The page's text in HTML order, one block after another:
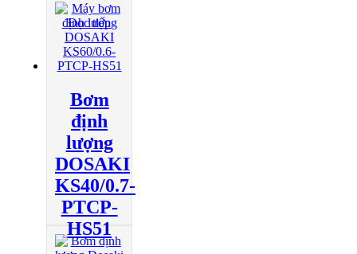
Đọc tiếp
Bơm
định
lượng
DOSAKI
KS40/0.7-
PTCP-
HS51